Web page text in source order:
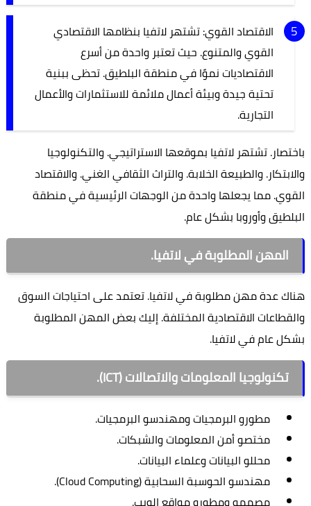
الاقتصاد القوي: تشتهر لاتفيا بنظامها الاقتصادي
القوي والمتنوع. حيث تعتبر واحدة من أسرع
الاقتصاديات نموًا في منطقة البلطيق. تحظى ببنية
تحتية جيدة وبيئة أعمال ملائمة للاستثمارات والأعمال
التجارية.
باختصار. تشتهر لاتفيا بموقعها الاستراتيجي. والتكنولوجيا
والابتكار. والطبيعة الخلابة. والتراث الثقافي الغني. والاقتصاد
القوي. مما يجعلها واحدة من الوجهات الرئيسية في منطقة
البلطيق وأوروبا بشكل عام.
المهن المطلوبة في لاتفيا.
هناك عدة مهن مطلوبة في لاتفيا. تعتمد على احتياجات السوق
والقطاعات الاقتصادية المختلفة. إليك بعض المهن المطلوبة
بشكل عام في لاتفيا.
تكنولوجيا المعلومات والاتصالات (ICT).
مطورو البرمجيات ومهندسو البرمجيات.
مختصو أمن المعلومات والشبكات.
محللو البيانات وعلماء البيانات.
مهندسو الحوسبة السحابية (Cloud Computing).
مصممو ومطورو مواقع الويب.